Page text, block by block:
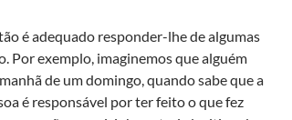
é adequado responder-lhe de algumas
Por exemplo, imaginemos que alguém
de um domingo, quando sabe que a
é responsável por ter feito o que fez